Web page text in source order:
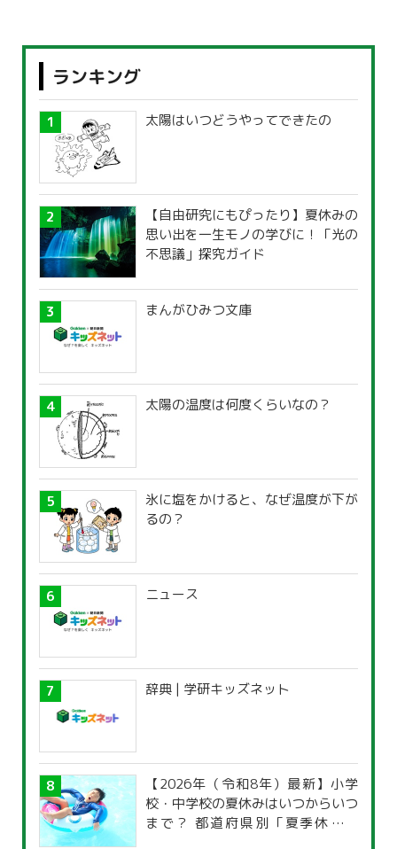
ランキング
太陽はいつどうやってできたの
【自由研究にもぴったり】夏休みの
思い出を一生モノの学びに！「光の
不思議」探究ガイド
まんがひみつ文庫
太陽の温度は何度くらいなの？
氷に塩をかけると、なぜ温度が下が
るの？
ニュース
辞典 | 学研キッズネット
【2026年（令和8年）最新】小学
校・中学校の夏休みはいつからいつ
まで？ 都道府県別「夏季休暇一